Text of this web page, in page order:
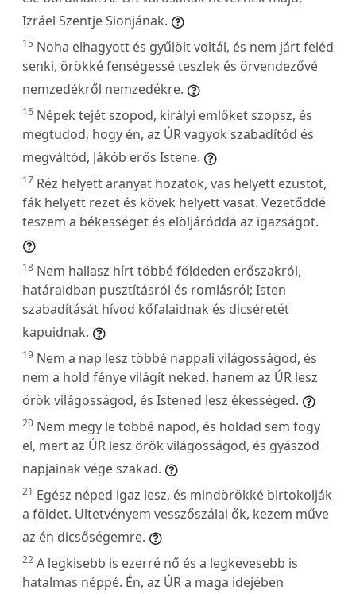
Izráel Szentje Sionjának.
15 Noha elhagyott és gyűlölt voltál, és nem járt feléd
senki, örökké fenségessé teszlek és örvendezővé
nemzedékről nemzedékre.
16 Népek tejét szopod, királyi emlőket szopsz, és
megtudod, hogy én, az ÚR vagyok szabadítód és
megváltód, Jákób erős Istene.
17 Réz helyett aranyat hozatok, vas helyett ezüstöt,
fák helyett rezet és kövek helyett vasat. Vezetőddé
teszem a békességet és elöljáróddá az igazságot.
18 Nem hallasz hírt többé földeden erőszakról,
határaidban pusztításról és romlásról; Isten
szabadítását hívod kőfalaidnak és dicséretét
kapuidnak.
19 Nem a nap lesz többé nappali világosságod, és
nem a hold fénye világít neked, hanem az ÚR lesz
örök világosságod, és Istened lesz ékességed.
20 Nem megy le többé napod, és holdad sem fogy
el, mert az ÚR lesz örök világosságod, és gyászod
napjainak vége szakad.
21 Egész néped igaz lesz, és mindörökké birtokolják
a földet. Ültetvényem vesszőszálai ők, kezem műve
az én dicsőségemre.
22 A legkisebb is ezerré nő és a legkevesebb is
hatalmas néppé. Én, az ÚR a maga idejében